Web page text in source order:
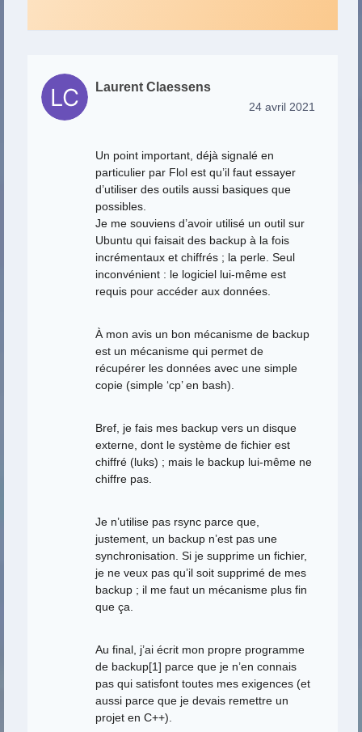
Laurent Claessens
24 avril 2021
Un point important, déjà signalé en
particulier par Flol est qu’il faut essayer
d’utiliser des outils aussi basiques que
possibles.
Je me souviens d’avoir utilisé un outil sur
Ubuntu qui faisait des backup à la fois
incrémentaux et chiffrés ; la perle. Seul
inconvénient : le logiciel lui-même est
requis pour accéder aux données.
À mon avis un bon mécanisme de backup
est un mécanisme qui permet de
récupérer les données avec une simple
copie (simple ‘cp’ en bash).
Bref, je fais mes backup vers un disque
externe, dont le système de fichier est
chiffré (luks) ; mais le backup lui-même ne
chiffre pas.
Je n’utilise pas rsync parce que,
justement, un backup n’est pas une
synchronisation. Si je supprime un fichier,
je ne veux pas qu’il soit supprimé de mes
backup ; il me faut un mécanisme plus fin
que ça.
Au final, j’ai écrit mon propre programme
de backup[1] parce que je n’en connais
pas qui satisfont toutes mes exigences (et
aussi parce que je devais remettre un
projet en C++).